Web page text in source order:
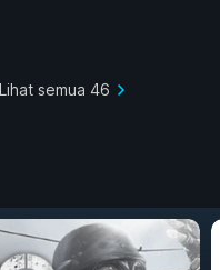
Lihat semua 46